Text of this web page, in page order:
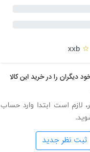
xxb
دیگران را در خرید این کالا
لازم است ابتدا وارد حساب
ثبت نظر جدید